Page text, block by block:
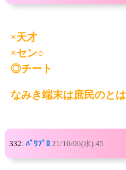
×天才
×セン○
◎チート
なみき端末は庶民のと
332: ﾊﾟﾜﾌﾟﾛ 21/10/06(水):45